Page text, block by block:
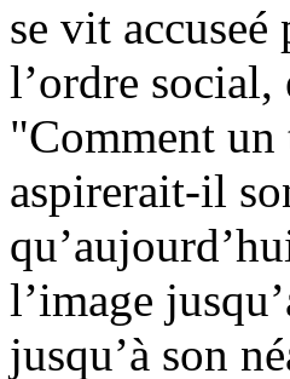
se vit
l’ordre social,
"Comment un
aspirerait-il
l’image
jusqu’à son